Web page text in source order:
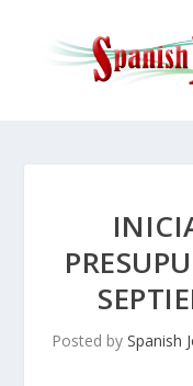
Posted by Spanish